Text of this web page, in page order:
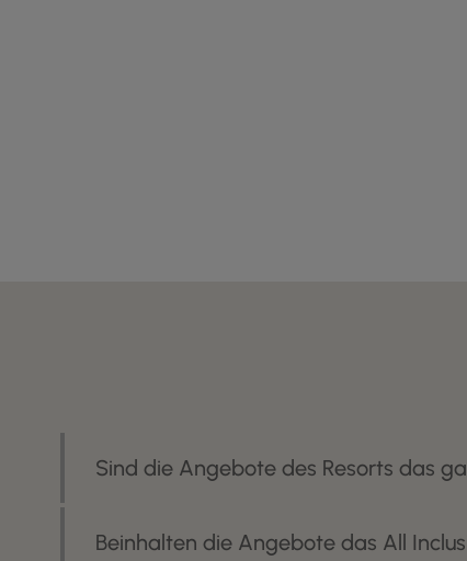
Sind die Angebote des Resorts das
Beinhalten die Angebote das All